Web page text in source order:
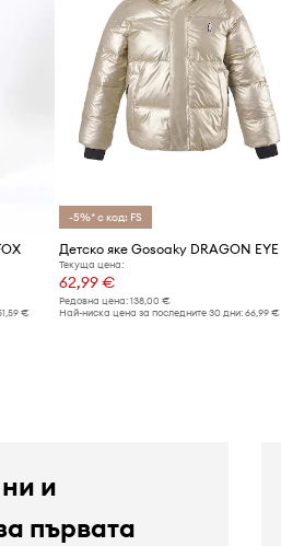
€
-5%* с код: FS
Детско яке Gosoaky DRAGON EYE
Текуща цена:
62,99 €
Редовна цена: 138,00 €
Най-ниска цена за последните 30 дни: 66,99 €
и
първата